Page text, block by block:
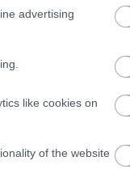
advertising
like cookies on
of the website